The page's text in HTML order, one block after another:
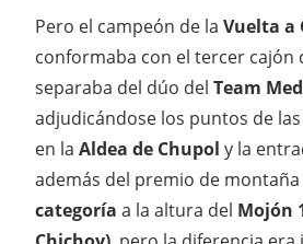
Pero el campeón de la Vuelta a
conformaba con el tercer cajón
separaba del dúo del Team
adjudicándose los puntos de
en la Aldea de Chupol y la
además del premio de
categoría a la altura del Mojón